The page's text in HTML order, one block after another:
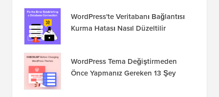
WordPress'te Veritabanı Bağlantısı
Kurma Hatası Nasıl Düzeltilir
WordPress Tema Değiştirmeden
Önce Yapmanız Gereken 13 Şey